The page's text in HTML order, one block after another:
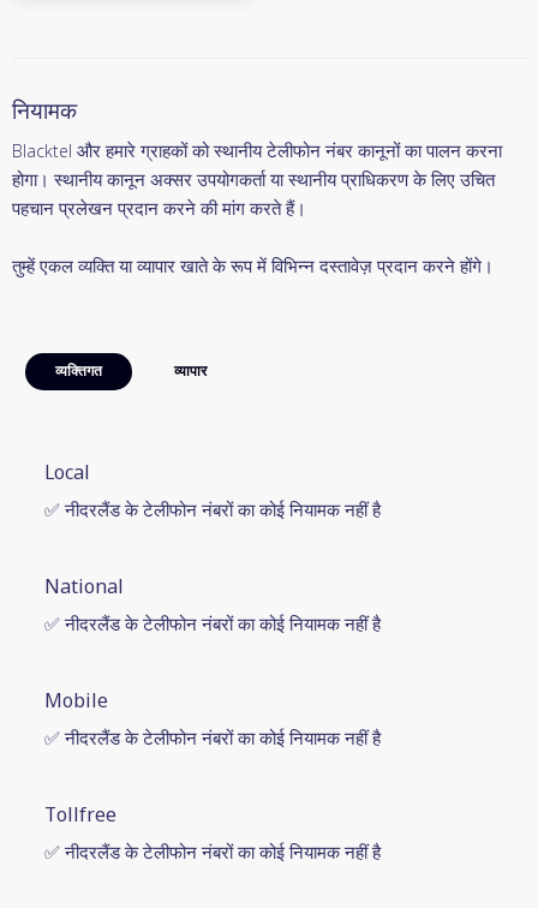
नियामक
Blacktel और हमारे ग्राहकों को स्थानीय टेलीफोन नंबर कानूनों का पालन करना
होगा। स्थानीय कानून अक्सर उपयोगकर्ता या स्थानीय प्राधिकरण के लिए उचित
पहचान प्रलेखन प्रदान करने की मांग करते हैं।
तुम्हें एकल व्यक्ति या व्यापार खाते के रूप में विभिन्न दस्तावेज़ प्रदान करने होंगे।
व्यक्तिगत व्यापार
Local
✅ नीदरलैंड के टेलीफोन नंबरों का कोई नियामक नहीं है
National
✅ नीदरलैंड के टेलीफोन नंबरों का कोई नियामक नहीं है
Mobile
✅ नीदरलैंड के टेलीफोन नंबरों का कोई नियामक नहीं है
Tollfree
✅ नीदरलैंड के टेलीफोन नंबरों का कोई नियामक नहीं है